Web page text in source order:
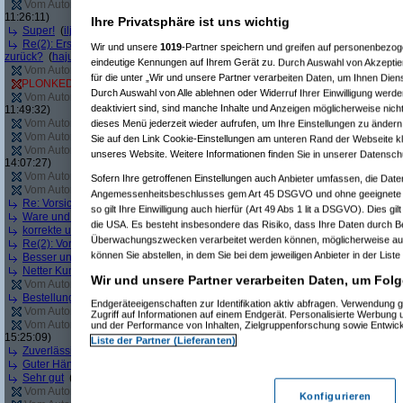
Vom Autor zurückgezogen oder Autor hat seine Registrierung nicht bestätigt
11:26:11)
Super! (iljaa
am 10.05.2012, 13:18:23)
Re(2): Erst angebliche Lagerware nicht liefern, dann falsche Ware liefern -
zurück? (hajuq
am 11.05.2012, 09:01:26)
Vom Autor zurückgezogen oder Autor hat seine Registrierung nicht bestätigt(
PLONKED vonsleepyhead: User reagiert nicht auf Anfragen von Geizhals(
Vom Autor zurückgezogen oder Autor hat seine Registrierung nicht bestätigt(
11:49:32)
Vom Autor zurückgezogen oder Autor hat seine Registrierung nicht bestätigt(
Vom Autor zurückgezogen oder Autor hat seine Registrierung nicht bestätigt(
Vom Autor zurückgezogen oder Autor hat seine Registrierung nicht bestätigt(
14:07:27)
Vom Autor zurückgezogen oder Autor hat seine Registrierung nicht bestätigt(
Vom Autor zurückgezogen oder Autor hat seine Registrierung nicht bestätigt(
Re: Vorsicht bei diesem Händler
Jacob Elektronikam 04.06.2012, 16:07:05)
Ware und Preis top, aber Lieferung verbesserungswürdig ( pjt-foto am
korrekte und schnelle Abwicklung der Bestellung (WilhelmS am 05.06.2012,
Re(2): Vorsicht bei diesem Händler(windy112 am 08.06.2012, 11:00:31)
Besser und schneller geht nicht!(Irina Demskaya @FBam 12.06.2012,
Netter Kundenservice, superschnelle Lieferung
Vom Autor zurückgezogen oder Autor hat seine Registrierung nicht bestätigt(
Bestellung einfach storniert
Trashbuster4458
am 13.06.2012, 14:29:12)
Vom Autor zurückgezogen oder Autor hat seine Registrierung nicht bestätigt(
Vom Autor zurückgezogen oder Autor hat seine Registrierung nicht bestätigt(
15:25:09)
Zuverlässig und freundlich(Intel Fanboyam 20.06.2012, 15:41:38)
Guter Händler
Sehr gut (
Vom Autor zurückgezogen oder Autor hat seine Registrierung nicht bestätigt
Ihre Privatsphäre ist uns wichtig
Wir und unsere 1019-Partner speichern und greifen auf
eindeutige Kennungen auf Ihrem Gerät zu. Durch Auswahl von
für die unter „Wir und unsere Partner verarbeiten Daten, um Ihnen
Durch Auswahl von Alle ablehnen oder Widerruf Ihrer Einwilligung
deaktiviert sind, sind manche Inhalte und Anzeigen möglicherweise
dieses Menü jederzeit wieder aufrufen, um Ihre Einstellungen zu
Sie auf den Link Cookie-Einstellungen am unteren Rand der Webseite
unseres Website. Weitere Informationen finden Sie in unserer
Sofern Ihre getroffenen Einstellungen auch Anbieter umfassen, die
Angemessenheitsbeschlusses gem Art 45 DSGVO und ohne
so gilt Ihre Einwilligung auch hierfür (Art 49 Abs 1 lit a DSGVO). Dies
die USA. Es besteht insbesondere das Risiko, dass Ihre Daten durch
Überwachungszwecken verarbeitet werden können, möglicherweise
können Sie abstellen, in dem Sie bei dem jeweiligen Anbieter in der
Wir und unsere Partner verarbeiten Daten, um
Endgeräteeigenschaften zur Identifikation aktiv abfragen. Verwendung
Zugriff auf Informationen auf einem Endgerät. Personalisierte Werbung
und der Performance von Inhalten, Zielgruppenforschung sowie
Liste der Partner (Lieferanten)
Konfigurieren